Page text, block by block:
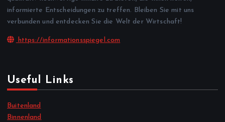
informierte Entscheidungen zu treffen. Bleiben Sie mit uns
verbunden und entdecken Sie die Welt der Wirtschaft!
https://informationsspiegel.com
Useful Links
Buitenland
Binnenland